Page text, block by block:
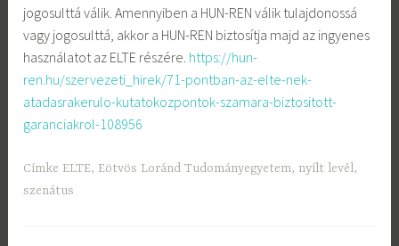
jogosulttá válik. Amennyiben a HUN-REN válik tulajdonossá
vagy jogosulttá, akkor a HUN-REN biztosítja majd az ingyenes
használatot az ELTE részére. https://hun-
ren.hu/szervezeti_hirek/71-pontban-az-elte-nek-
atadasrakerulo-kutatokozpontok-szamara-biztositott-
garanciakrol-108956
Címke ELTE, Eötvös Loránd Tudományegyetem, nyílt levél,
szenátus